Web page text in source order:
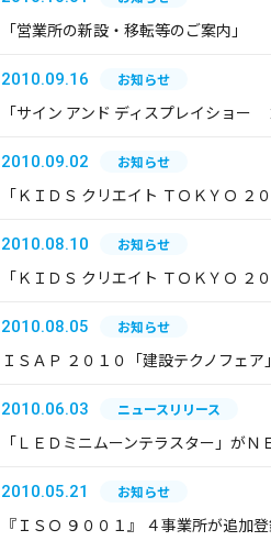
「営業所の新設・移転等のご案内」
2010.09.16 お知らせ
「サイン アンド ディスプレイショー
2010.09.02 お知らせ
「ＫＩＤＳ クリエイト ＴＯＫＹＯ ２
2010.08.10 お知らせ
「ＫＩＤＳ クリエイト ＴＯＫＹＯ ２
2010.08.05 お知らせ
ＩＳＡＰ ２０１０「建設テクノフェア
2010.06.03 ニュースリリース
「ＬＥＤミニムーンテラスター」がＮ
2010.05.21 お知らせ
『ＩＳＯ ９００１』 ４事業所が追加